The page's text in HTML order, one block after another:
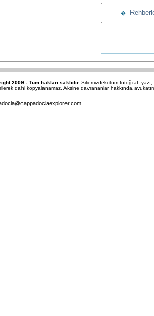
�
2009 - Tüm hakları saklıdır. Sitemizdeki tüm fotoğraf,
dahi kopyalanamaz. Aksine davrananlar hakkında